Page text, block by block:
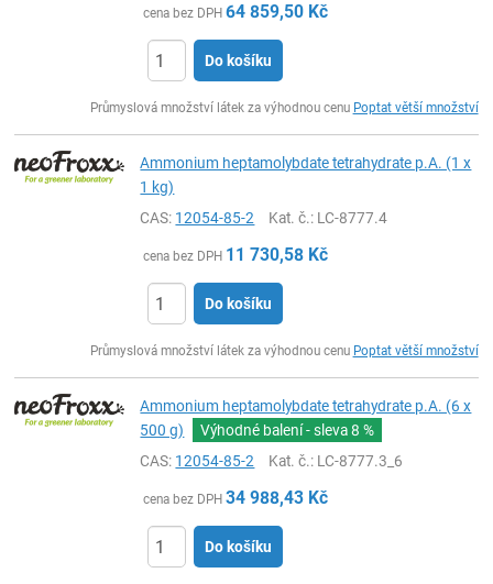
cena bez DPH 64 859,50 Kč
Do košíku
Průmyslová množství látek za výhodnou cenu Poptat větší množství
Ammonium heptamolybdate tetrahydrate p.A. (1 x
1 kg)
CAS: 12054-85-2 Kat. č.: LC-8777.4
cena bez DPH 11 730,58 Kč
Do košíku
Průmyslová množství látek za výhodnou cenu Poptat větší množství
Ammonium heptamolybdate tetrahydrate p.A. (6 x
500 g)
Výhodné balení - sleva8 %
CAS: 12054-85-2 Kat. č.: LC-8777.3_6
cena bez DPH 34 988,43 Kč
Do košíku